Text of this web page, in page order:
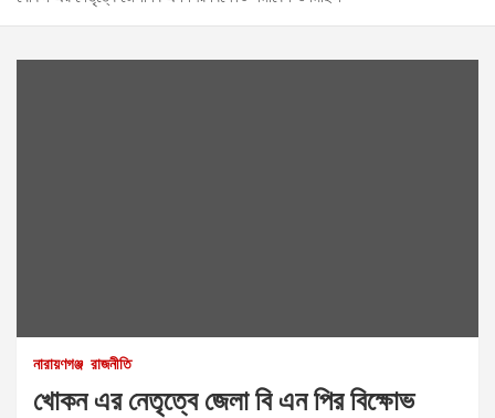
নারায়ণগঞ্জ রাজনীতি
খোকন এর নেতৃত্বে জেলা বি এন পির বিক্ষোভ